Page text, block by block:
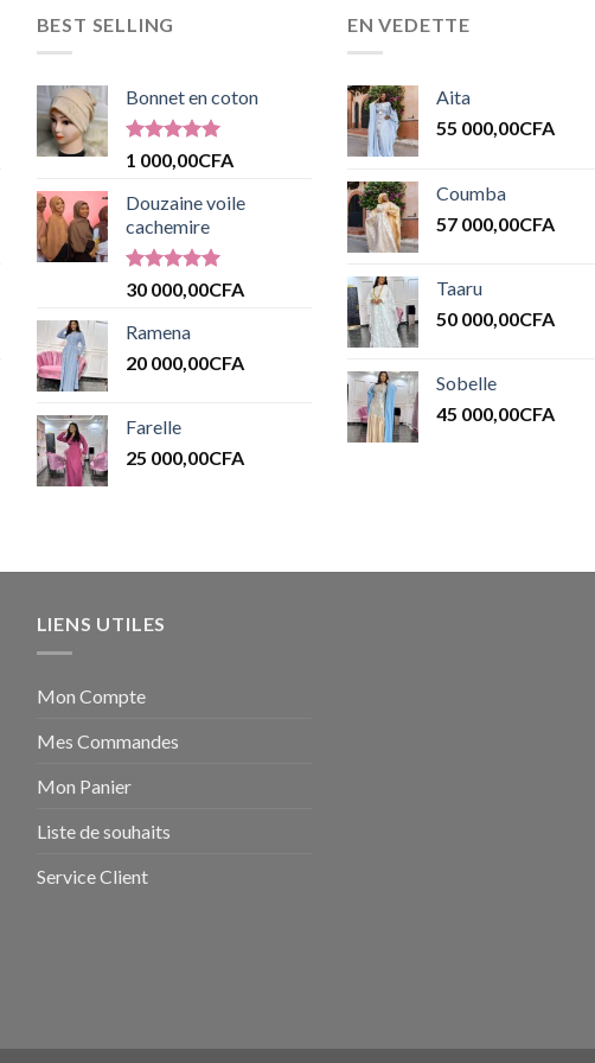
BEST SELLING
Bonnet en coton
Note5.00
1 000,00CFA
Douzaine voile
cachemire
Note5.00
30 000,00CFA
Ramena
20 000,00CFA
Farelle
25 000,00CFA
EN VEDETTE
Aita
55 000,00CFA
Coumba
57 000,00CFA
Taaru
50 000,00CFA
Sobelle
45 000,00CFA
LIENS UTILES
Mon Compte
Mes Commandes
Mon Panier
Liste de souhaits
Service Client